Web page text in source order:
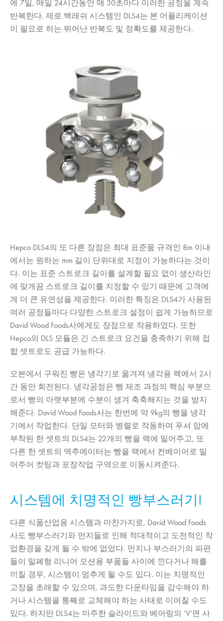
에 7일, 매일 24시간동안 매 30초마다 이러한 공정을 계속
반복한다. 제로 백래쉬 시스템인 DLS4는 본 어플리케이션
이 필요로 하는 뛰어난 반복도 및 정확도를 제공한다.
Hepco DLS4의 또 다른 장점은 최대 표준품 규격인 8m 이내
에서는 원하는 mm 길이 단위대로 지정이 가능하다는 것이
다. 이는 표준 스트로크 길이를 설계할 필요 없이 생산라인
에 맞게끔 스트로크 길이를 지정할 수 있기 때문에 고객에
게 더 큰 유연성을 제공한다. 이러한 특징은 DLS4가 사용된
여러 공정들마다 다양한 스트로크 설정이 쉽게 가능하므로
David Wood Foods사에게도 장점으로 작용하였다. 또한
Hepco의 DLS 모듈은 긴 스트로크 요건을 충족하기 위해 접
합 셋트로도 공급 가능하다.
오븐에서 구워진 빵은 냉각기로 옮겨져 냉각용 랙에서 2시
간 동안 회전된다. 냉각공정은 빵 제조 과정의 핵심 부분으
로서 빵의 아랫부분에 수분이 생겨 축축해지는 것을 방지
해준다. David Wood Foods사는 한번에 약 9kg의 빵을 냉각
기에서 작업한다. 단일 모터와 병렬로 작동하며 푸셔 암에
부착된 한 셋트의 DLS4는 22개의 빵을 랙에 밀어주고, 또
다른 한 셋트의 액추에이터는 빵을 랙에서 컨베이어로 밀
어주어 컷팅과 포장작업 구역으로 이동시켜준다.
시스템에 치명적인 빵부스러기!
다른 식품산업용 시스템과 마찬가지로, David Wood Foods
사도 빵부스러기와 먼지들로 인해 적대적이고 도전적인 작
업환경을 갖게 될 수 밖에 없었다. 먼지나 부스러기의 파편
들이 밀폐형 리니어 모션용 부품들 사이에 낀다거나 해를
끼칠 경우, 시스템이 멈추게 될 수도 있다. 이는 치명적인
고장을 초래할 수 있으며, 과도한 다운타임을 감수해야 하
거나 시스템을 통째로 교체해야 하는 사태로 이어질 수도
있다. 하지만 DLS4는 마주한 슬라이드와 베어링의 ‘V’면 사